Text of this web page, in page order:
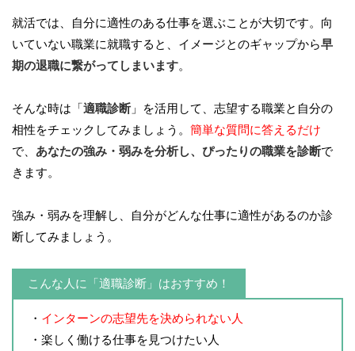
就活では、自分に適性のある仕事を選ぶことが大切です。向
いていない職業に就職すると、イメージとのギャップから早
期の退職に繋がってしまいます。
そんな時は「適職診断」を活用して、志望する職業と自分の
相性をチェックしてみましょう。 簡単な質問に答えるだけ
で、 あなたの強み・弱みを分析し、ぴったりの職業を診断で
きます。
強み・弱みを理解し、自分がどんな仕事に適性があるのか診
断してみましょう。
こんな人に「適職診断」はおすすめ！
・ インターンの志望先を決められない人
・楽しく働ける仕事を見つけたい人